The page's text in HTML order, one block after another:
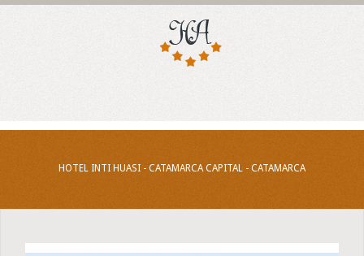
HOTEL INTI HUASI - CATAMARCA CAPITAL - CATAMARCA